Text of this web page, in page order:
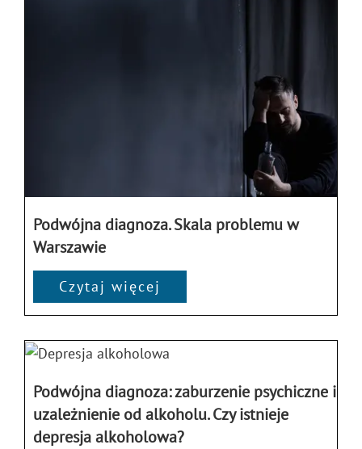
Podwójna diagnoza. Skala problemu w
Warszawie
Czytaj więcej
Podwójna diagnoza: zaburzenie psychiczne i
uzależnienie od alkoholu. Czy istnieje
depresja alkoholowa?